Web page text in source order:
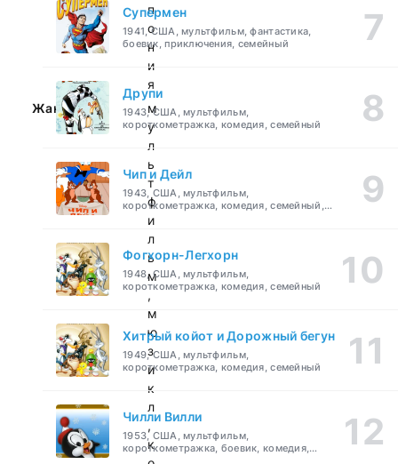
п
о
н
и
я
Жанр:
м
у
л
ь
т
ф
и
л
ь
м
,
м
ю
з
и
к
л
,
к
Супермен
1941, США, мультфильм, фантастика,
боевик, приключения, семейный
Друпи
1943, США, мультфильм,
короткометражка, комедия, семейный
Чип и Дейл
1943, США, мультфильм,
короткометражка, комедия, семейный,
детский
Фогхорн-Легхорн
1948, США, мультфильм,
короткометражка, комедия, семейный
Хитрый койот и Дорожный бегун
1949, США, мультфильм,
короткометражка, комедия, семейный
Чилли Вилли
1953, США, мультфильм,
короткометражка, боевик, комедия,
приключения, семейный